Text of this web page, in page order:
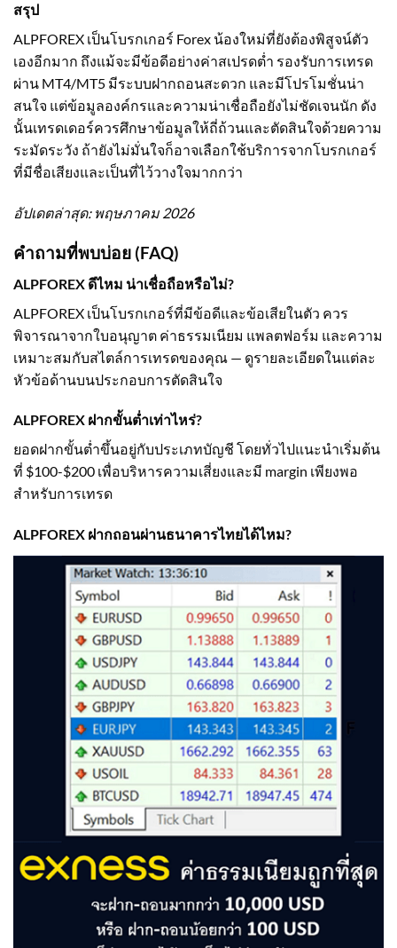
สรุป
ALPFOREX เป็นโบรกเกอร์ Forex น้องใหม่ที่ยังต้องพิสูจน์ตัว
เองอีกมาก ถึงแม้จะมีข้อดีอย่างค่าสเปรดต่ำ รองรับการเทรด
ผ่าน MT4/MT5 มีระบบฝากถอนสะดวก และมีโปรโมชั่นน่า
สนใจ แต่ข้อมูลองค์กรและความน่าเชื่อถือยังไม่ชัดเจนนัก ดัง
นั้นเทรดเดอร์ควรศึกษาข้อมูลให้ถี่ถ้วนและตัดสินใจด้วยความ
ระมัดระวัง ถ้ายังไม่มั่นใจก็อาจเลือกใช้บริการจากโบรกเกอร์
ที่มีชื่อเสียงและเป็นที่ไว้วางใจมากกว่า
อัปเดตล่าสุด: พฤษภาคม 2026
คำถามที่พบบ่อย (FAQ)
ALPFOREX ดีไหม น่าเชื่อถือหรือไม่?
ALPFOREX เป็นโบรกเกอร์ที่มีข้อดีและข้อเสียในตัว ควร
พิจารณาจากใบอนุญาต ค่าธรรมเนียม แพลตฟอร์ม และความ
เหมาะสมกับสไตล์การเทรดของคุณ — ดูรายละเอียดในแต่ละ
หัวข้อด้านบนประกอบการตัดสินใจ
ALPFOREX ฝากขั้นต่ำเท่าไหร่?
ยอดฝากขั้นต่ำขึ้นอยู่กับประเภทบัญชี โดยทั่วไปแนะนำเริ่มต้น
ที่ $100-$200 เพื่อบริหารความเสี่ยงและมี margin เพียงพอ
สำหรับการเทรด
ALPFOREX ฝากถอนผ่านธนาคารไทยได้ไหม?